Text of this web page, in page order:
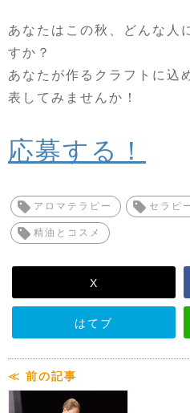
あなたはこの秋、どんな人
すか？
あなたが作るクラフトに込
表してみませんか！
応募する！
アロマテラピー セラピ
精油とコスメ
X
はてブ
≪ 前の記事